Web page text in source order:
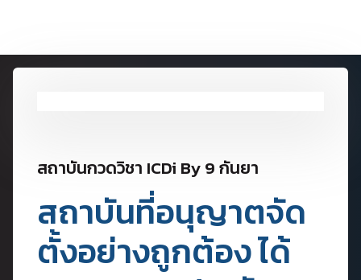
สถาบันกวดวิชา ICDi By 9 กันยา
สถาบันที่อนุญาตจัด
ตั้งอย่างถูกต้อง ได้